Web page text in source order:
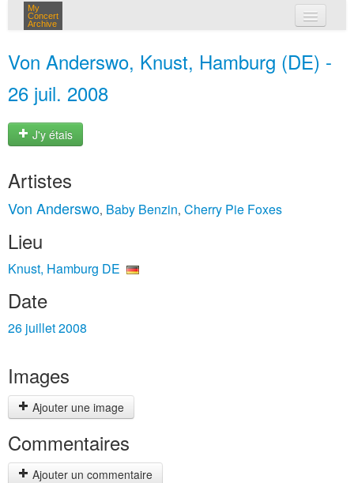
My
Concert
Archive
Von Anderswo, Knust, Hamburg (DE) -
26 juil. 2008
J'y étais
Artistes
Von Anderswo, Baby Benzin, Cherry Pie Foxes
Lieu
Knust, Hamburg DE
Date
26 juillet 2008
Images
Ajouter une image
Commentaires
Ajouter un commentaire